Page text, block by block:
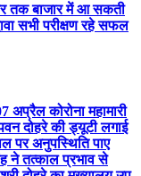
तक बाजार में आ सकती
सभी परीक्षण रहे सफल
अप्रैल कोरोना महामारी
दोहरे की ड्यूटी लगाई
पर अनुपस्थिति पाए
ने तत्काल प्रभाव से